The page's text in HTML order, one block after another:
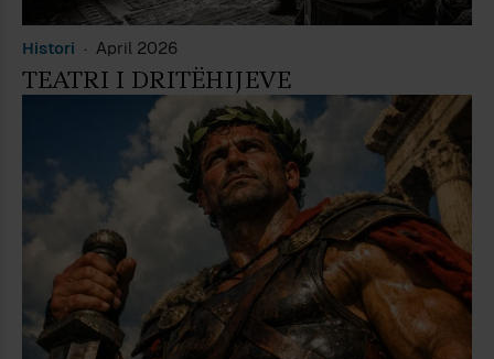
Histori April 2026
TEATRI I DRITËHIJEVE